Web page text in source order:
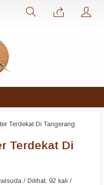
Terdekat Di Tangerang
Terdekat Di
/ Dilihat: 92 kali /